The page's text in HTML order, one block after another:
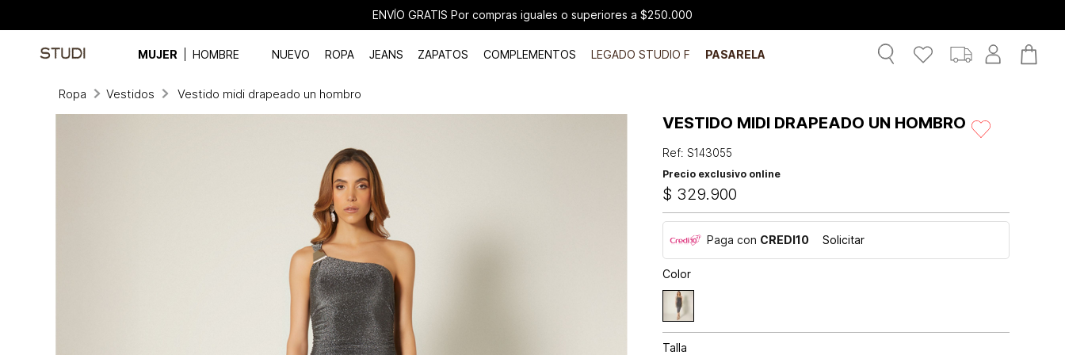
ENVÍO GRATIS Por compras iguales o superiores a $250.000
MUJER HOMBRE NUEVO ROPA JEANS ZAPATOS COMPLEMENTOS LEGADO STUDIO F PASARELA
Ropa Vestidos Vestido midi drapeado un hombro
VESTIDO MIDI DRAPEADO UN HOMBRO
Ref:S143055
Precio exclusivo online
$ 329.900
Paga con CREDI10 Solicitar
Color
Talla